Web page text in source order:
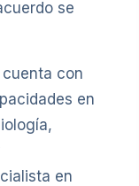
se
con
en
en